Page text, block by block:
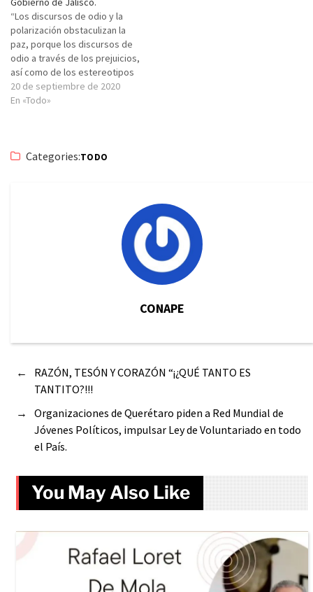
“Los discursos de odio y la
polarización obstaculizan la
paz, porque los discursos de
odio a través de los prejuicios,
así como de los estereotipos
llevan a la polarización
extrema, impidiendo el diálogo
universitarios y de…
20 de septiembre de 2020
En «Todo»
Categories:TODO
CONAPE
←
RAZÓN, TESÓN Y CORAZÓN “¡¿QUÉ TANTO ES
TANTITO?!!!
→
Organizaciones de Querétaro piden a Red Mundial de
Jóvenes Políticos, impulsar Ley de Voluntariado en todo
el País.
You May Also Like